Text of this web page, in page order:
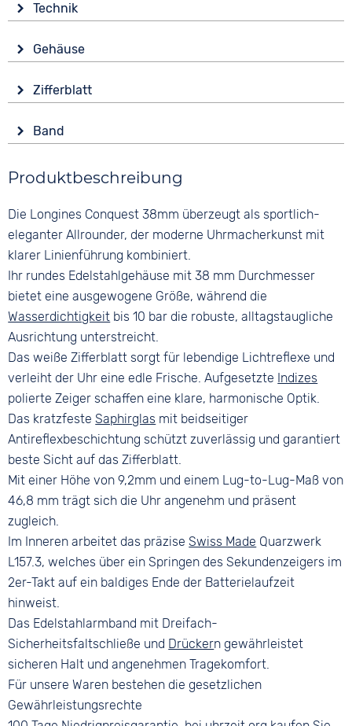
Technik
Batterie (Quarz)
Funktionen
Datumsanzeige
Wasserdicht
Gehäuse
Saphirglas
Form
Rund
Material
Farbe
Silber
Zifferblatt
Analog
Weiß
Ziffern
Keine
Band
Silber
Material
Edelstahl
Bandschließe
Faltschließe
Produktbeschreibung
Die Longines Conquest 38mm überzeugt als sportlich-
eleganter Allrounder, der moderne Uhrmacherkunst mit
klarer Linienführung kombiniert.
Ihr rundes Edelstahlgehäuse mit 38 mm Durchmesser
bietet eine ausgewogene Größe, während die
Wasserdichtigkeit bis 10 bar die robuste, alltagstaugliche
Ausrichtung unterstreicht.
Das weiße Zifferblatt sorgt für lebendige Lichtreflexe und
verleiht der Uhr eine edle Frische. Aufgesetzte Indizes
polierte Zeiger schaffen eine klare, harmonische Optik.
Das kratzfesteSaphirglas mit beidseitiger
Antireflexbeschichtung schützt zuverlässig und garantiert
beste Sicht auf das Zifferblatt.
Mit einer Höhe von 9,2mm und einem Lug-to-Lug-Maß von
46,8 mm trägt sich die Uhr angenehm und präsent
zugleich.
Im Inneren arbeitet das präziseSwiss Made Quarzwerk
L157.3, welches über ein Springen des Sekundenzeigers im
2er-Takt auf ein baldiges Ende der Batterielaufzeit
hinweist.
Das Edelstahlarmband mit Dreifach-
Sicherheitsfaltschließe und Drückern gewährleistet
sicheren Halt und angenehmen Tragekomfort.
Für unsere Waren bestehen die gesetzlichen
Gewährleistungsrechte